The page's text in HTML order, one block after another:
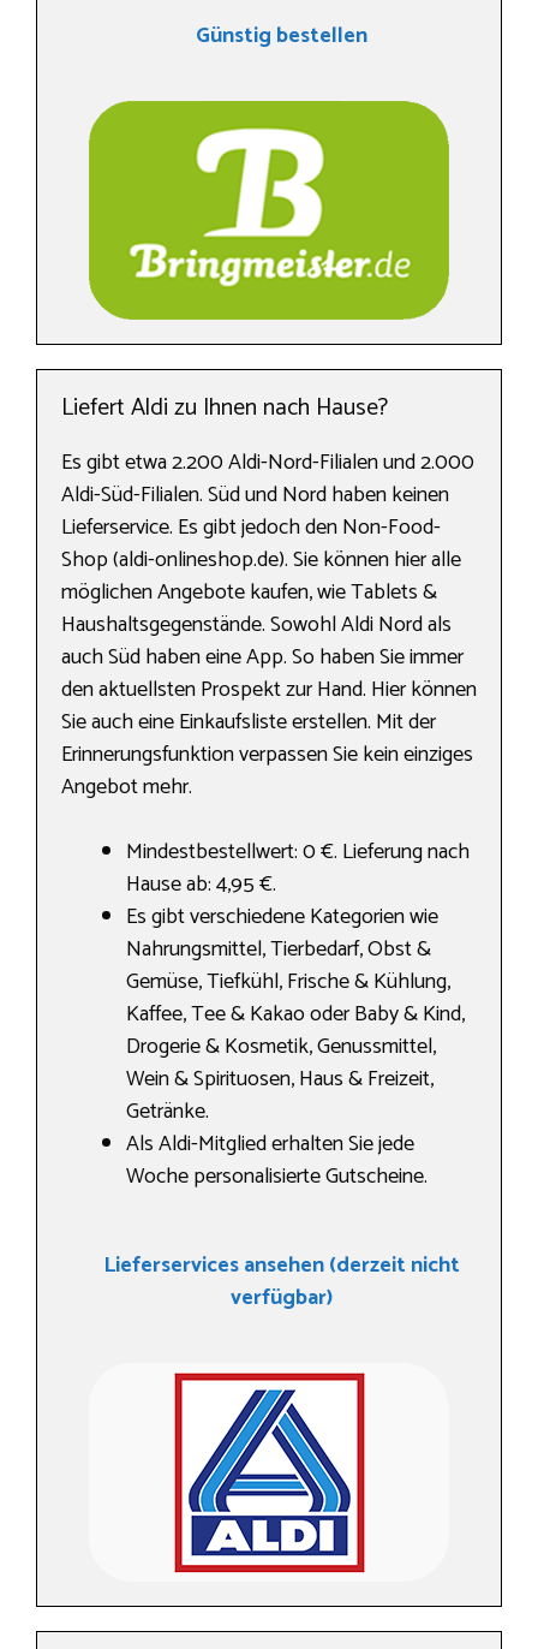
Günstig bestellen
Liefert Aldi zu Ihnen nach Hause?
Es gibt etwa 2.200 Aldi-Nord-Filialen und 2.000
Aldi-Süd-Filialen. Süd und Nord haben keinen
Lieferservice. Es gibt jedoch den Non-Food-
Shop (aldi-onlineshop.de). Sie können hier alle
möglichen Angebote kaufen, wie Tablets &
Haushaltsgegenstände. Sowohl Aldi Nord als
auch Süd haben eine App. So haben Sie immer
den aktuellsten Prospekt zur Hand. Hier können
Sie auch eine Einkaufsliste erstellen. Mit der
Erinnerungsfunktion verpassen Sie kein einziges
Angebot mehr.
Mindestbestellwert: 0 €. Lieferung nach
Hause ab: 4,95 €.
Es gibt verschiedene Kategorien wie
Nahrungs­mittel, Tierbedarf, Obst &
Gemüse, Tiefkühl, Frische & Kühlung,
Kaffee, Tee & Kakao oder Baby & Kind,
Drogerie & Kosmetik, Genussmittel,
Wein & Spirituosen, Haus & Freizeit,
Getränke.
Als Aldi-Mitglied erhalten Sie jede
Woche personalisierte Gutscheine.
Lieferservices ansehen (derzeit nicht
verfügbar)